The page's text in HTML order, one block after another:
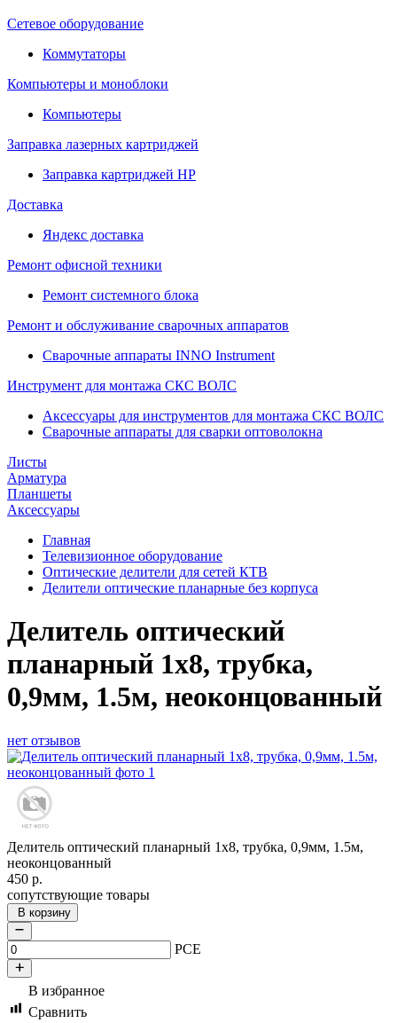
Сетевое оборудование
Коммутаторы
Компьютеры и моноблоки
Компьютеры
Заправка лазерных картриджей
Заправка картриджей HP
Доставка
Яндекс доставка
Ремонт офисной техники
Ремонт системного блока
Ремонт и обслуживание сварочных аппаратов
Сварочные аппараты INNO Instrument
Инструмент для монтажа СКС ВОЛС
Аксессуары для инструментов для монтажа СКС ВОЛС
Сварочные аппараты для сварки оптоволокна
Листы
Арматура
Планшеты
Аксессуары
Главная
Телевизионное оборудование
Оптические делители для сетей КТВ
Делители оптические планарные без корпуса
Делитель оптический
планарный 1x8, трубка,
0,9мм, 1.5м, неоконцованный
нет отзывов
Делитель оптический планарный 1x8, трубка, 0,9мм, 1.5м,
неоконцованный
450 р.
сопутствующие товары
В корзину
PCE
В избранное
Сравнить